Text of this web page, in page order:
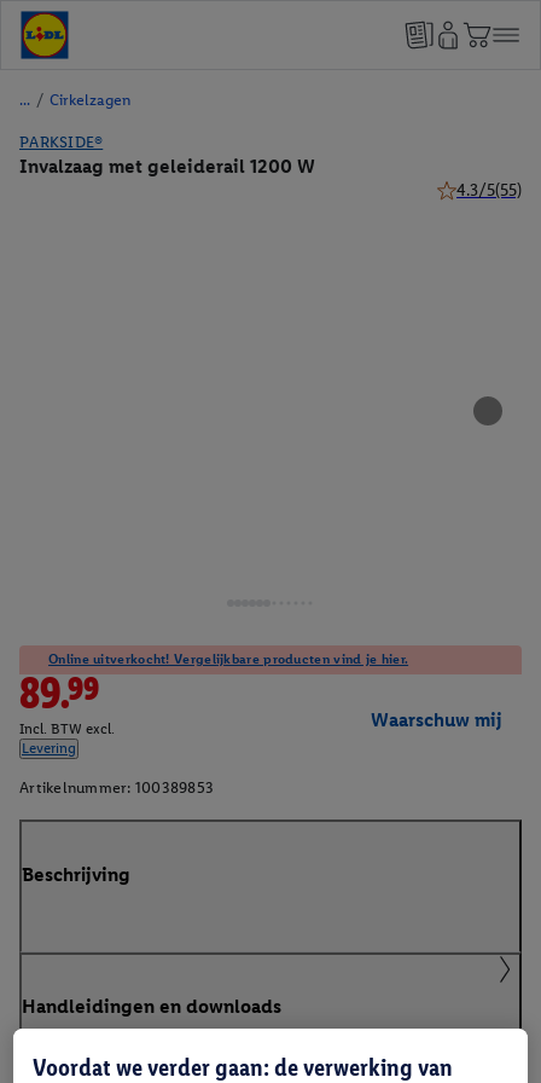
/ Cirkelzagen
PARKSIDE®
Invalzaag met geleiderail 1200 W
4.3/5(55)
Online uitverkocht! Vergelijkbare producten vind je hier.
89.99
Incl. BTW excl.
Levering
Waarschuw mij
Artikelnummer: 100389853
Beschrijving
Handleidingen en downloads
Voordat we verder gaan: de verwerking van